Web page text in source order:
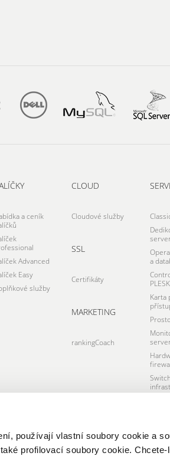
používají vlastní soubory cookie a
profilovací soubory cookie.
a ceník
Advanced
Easy
služby
CLOUD
Cloudové služby
SSL
Certifikáty
MARKETING
rankingCoach
a
PLESK
Karta